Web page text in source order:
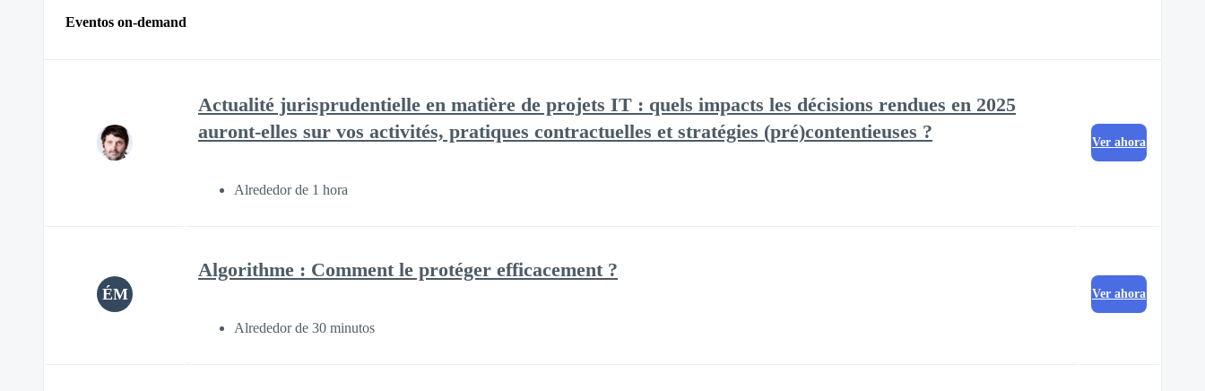
Eventos on-demand
Actualité jurisprudentielle en matière de projets IT : quels impacts les décisions rendues en 2025
auront-elles sur vos activités, pratiques contractuelles et stratégies (pré)contentieuses ?
Alrededor de 1 hora
Ver ahora
ÉM
Algorithme : Comment le protéger efficacement ?
Alrededor de 30 minutos
Ver ahora